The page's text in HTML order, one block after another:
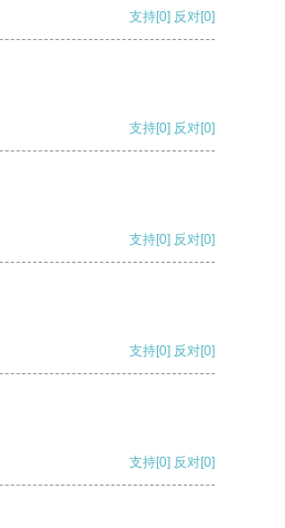
支持[0] 反对[0]
支持[0] 反对[0]
支持[0] 反对[0]
支持[0] 反对[0]
支持[0] 反对[0]